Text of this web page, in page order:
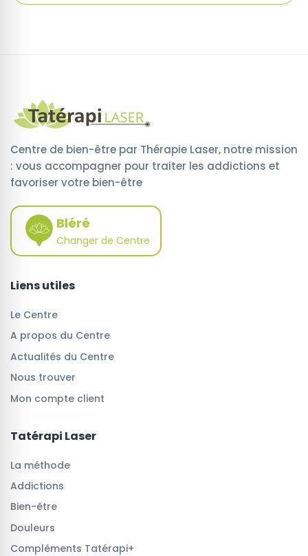
Centre de bien-être par Thérapie Laser, notre mission
: vous accompagner pour traiter les addictions et
favoriser votre bien-être
Bléré
Changer de Centre
Liens utiles
Le Centre
A propos du Centre
Actualités du Centre
Nous trouver
Mon compte client
Tatérapi Laser
La méthode
Addictions
Bien-être
Douleurs
Compléments Tatérapi+